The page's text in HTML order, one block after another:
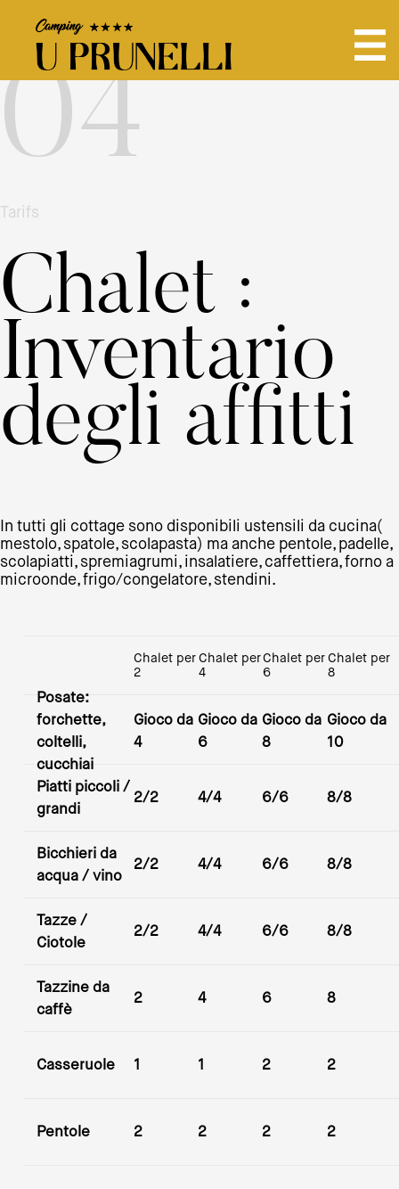
04
Tarifs
Chalet :
Inventario
degli affitti
In tutti gli cottage sono disponibili ustensili da cucina(
mestolo, spatole, scolapasta) ma anche pentole, padelle,
scolapiatti, spremiagrumi, insalatiere, caffettiera, forno a
microonde, frigo/congelatore, stendini.
Chalet per
2
Chalet per
4
Chalet per
6
Chalet per
8
Posate:
forchette,
coltelli,
cucchiai
Gioco da
4
Gioco da
6
Gioco da
8
Gioco da
10
Piatti piccoli /
grandi
2/2 4/4 6/6 8/8
Bicchieri da
acqua / vino
2/2 4/4 6/6 8/8
Tazze /
Ciotole
2/2 4/4 6/6 8/8
Tazzine da
caffè
2 4 6 8
Casseruole 1 1 2 2
Pentole 2 2 2 2